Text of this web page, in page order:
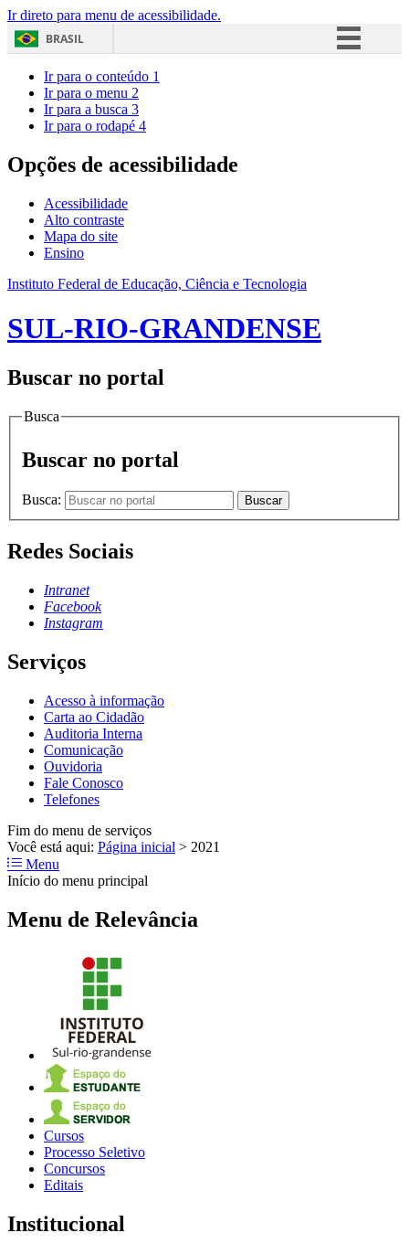
Ir direto para menu de acessibilidade.
BRASIL
Acesso à informação
Ir para o conteúdo 1
Ir para o menu 2
Ir para a busca 3
Ir para o rodapé 4
Opções de acessibilidade
Acessibilidade
Alto contraste
Mapa do site
Ensino
Instituto Federal de Educação, Ciência e Tecnologia
SUL-RIO-GRANDENSE
Buscar no portal
Busca
Buscar no portal
Busca: Buscar
Redes Sociais
Intranet
Facebook
Instagram
Serviços
Acesso à informação
Carta ao Cidadão
Auditoria Interna
Comunicação
Ouvidoria
Fale Conosco
Telefones
Fim do menu de serviços
Você está aqui: Página inicial > 2021
Menu
Início do menu principal
Menu de Relevância
Cursos
Processo Seletivo
Concursos
Editais
Institucional